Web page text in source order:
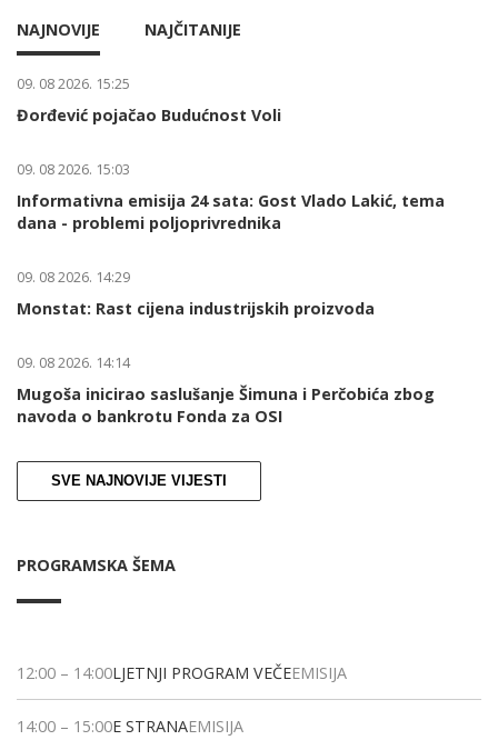
NAJNOVIJE NAJČITANIJE
09. 08 2026. 15:25
Đorđević pojačao Budućnost Voli
09. 08 2026. 15:03
Informativna emisija 24 sata: Gost Vlado Lakić, tema
dana - problemi poljoprivrednika
09. 08 2026. 14:29
Monstat: Rast cijena industrijskih proizvoda
09. 08 2026. 14:14
Mugoša inicirao saslušanje Šimuna i Perčobića zbog
navoda o bankrotu Fonda za OSI
SVE NAJNOVIJE VIJESTI
PROGRAMSKA ŠEMA
12:00 – 14:00LJETNJI PROGRAM VEČEEMISIJA
14:00 – 15:00E STRANAEMISIJA